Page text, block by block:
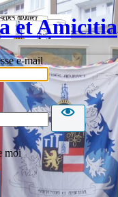
et Amicitia
e-mail
moi